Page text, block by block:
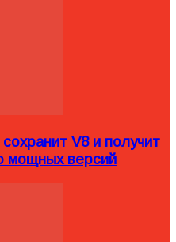
V8 и получит
мощных версий